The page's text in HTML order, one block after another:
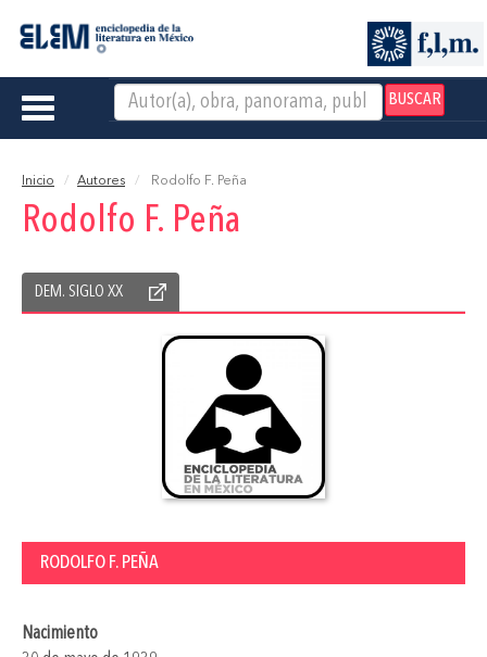
BUSCAR
Toggle
Inicio Autores Rodolfo F. Peña
Rodolfo F. Peña
DEM. SIGLO XX
RODOLFO F. PEÑA
Nacimiento